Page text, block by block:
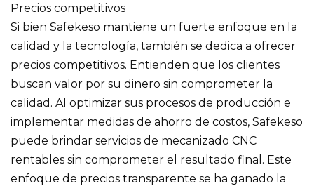
Precios competitivos
Si bien Safekeso mantiene un fuerte enfoque en la
calidad y la tecnología, también se dedica a ofrecer
precios competitivos. Entienden que los clientes
buscan valor por su dinero sin comprometer la
calidad. Al optimizar sus procesos de producción e
implementar medidas de ahorro de costos, Safekeso
puede brindar servicios de mecanizado CNC
rentables sin comprometer el resultado final. Este
enfoque de precios transparente se ha ganado la